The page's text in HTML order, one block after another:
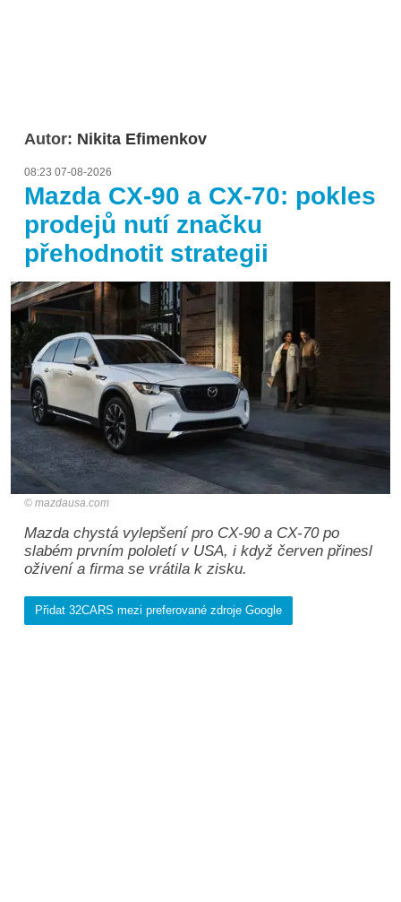
Autor: Nikita Efimenkov
08:23 07-08-2026
Mazda CX-90 a CX-70: pokles
prodejů nutí značku
přehodnotit strategii
mazdausa.com
Mazda chystá vylepšení pro CX-90 a CX-70 po
slabém prvním pololetí v USA, i když červen přinesl
oživení a firma se vrátila k zisku.
Přidat 32CARS mezi preferované zdroje Google